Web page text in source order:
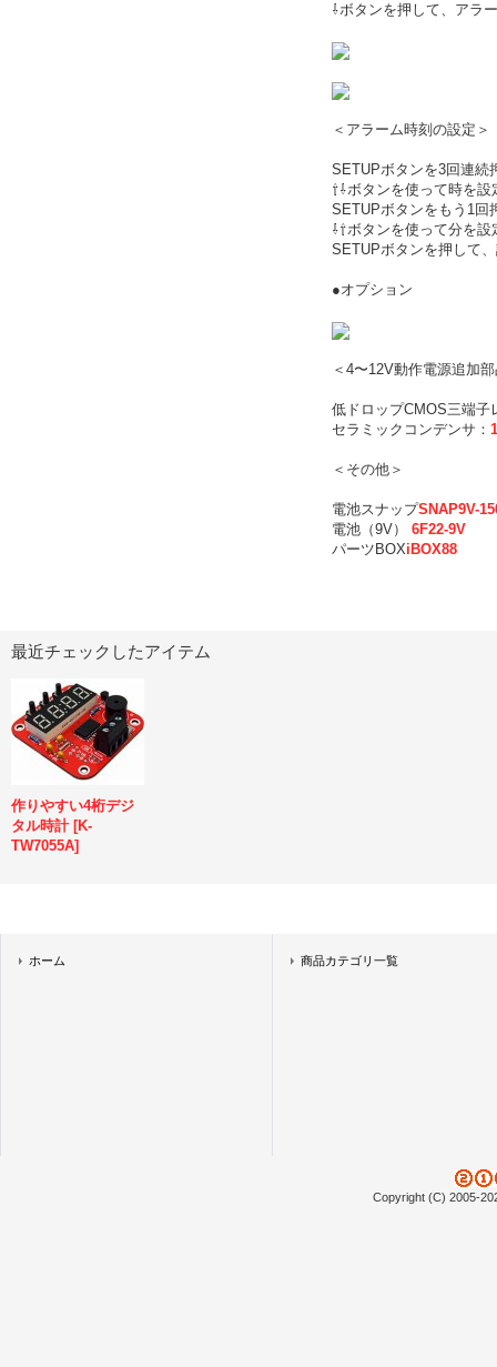
⇩ボタンを押して、アラ
＜アラーム時刻の設定＞
SETUPボタンを3回連続
⇧⇩ボタンを使って時を設
SETUPボタンをもう1回
⇩⇧ボタンを使って分を設
SETUPボタンを押して
●オプション
＜4〜12V動作電源追加
低ドロップCMOS三端子
セラミックコンデンサ：
＜その他＞
電池スナップSNAP9V-
電池（9V） 6F22-9V
パーツBOXiBOX88
最近チェックしたアイテム
作りやすい4桁デジ
タル時計 [K-
TW7055A]
ホーム 商品カテゴリ一覧
Copyright (C) 2005-